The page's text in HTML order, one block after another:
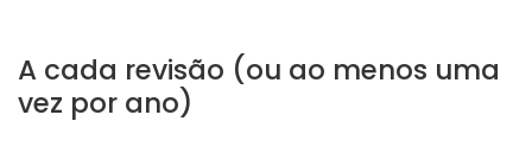
A cada revisão (ou ao menos uma
vez por ano)